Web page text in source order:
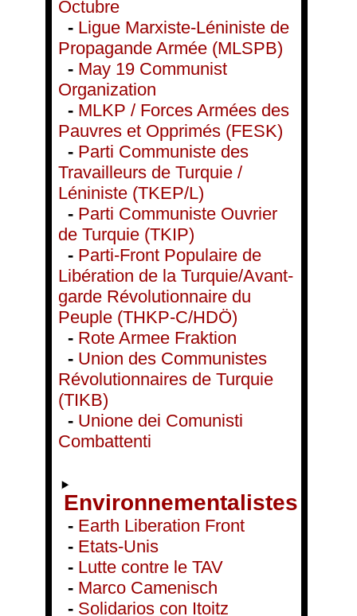
Octubre
- Ligue Marxiste-Léniniste de
Propagande Armée (MLSPB)
- May 19 Communist
Organization
- MLKP / Forces Armées des
Pauvres et Opprimés (FESK)
- Parti Communiste des
Travailleurs de Turquie /
Léniniste (TKEP/L)
- Parti Communiste Ouvrier
de Turquie (TKIP)
- Parti-Front Populaire de
Libération de la Turquie/Avant-
garde Révolutionnaire du
Peuple (THKP-C/HDÖ)
- Rote Armee Fraktion
- Union des Communistes
Révolutionnaires de Turquie
(TIKB)
- Unione dei Comunisti
Combattenti
Environnementalistes
- Earth Liberation Front
- Etats-Unis
- Lutte contre le TAV
- Marco Camenisch
- Solidarios con Itoitz